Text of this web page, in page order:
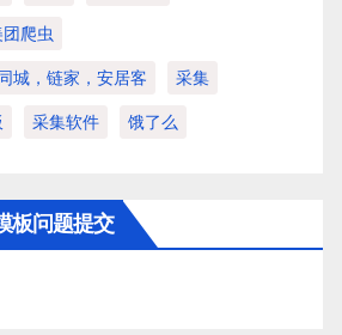
团爬虫
城，链家，安居客 采集
采集软件 饿了么
板问题提交